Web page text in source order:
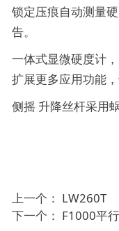
锁定压痕自动测量
告。
一体式显微硬度计
扩展更多应用功能
侧摇 升降丝杆采用
上一个： LW260T
下一个： F1000平